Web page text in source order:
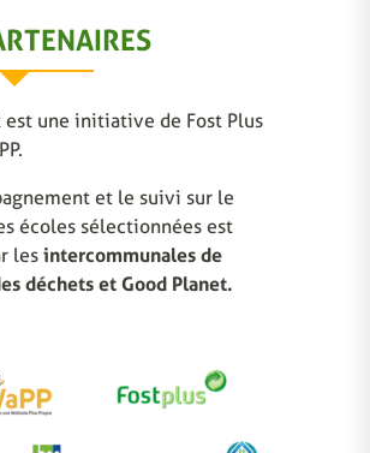
est une initiative de Fost Plus
et le suivi sur le
écoles sélectionnées est
les intercommunales de
déchets et Good Planet.